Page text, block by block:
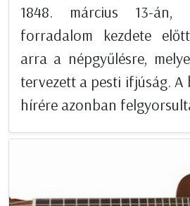
1848. március 13-
forradalom kezdete
arra a népgyűlésre,
tervezett a pesti ifjúság.
hírére azonban